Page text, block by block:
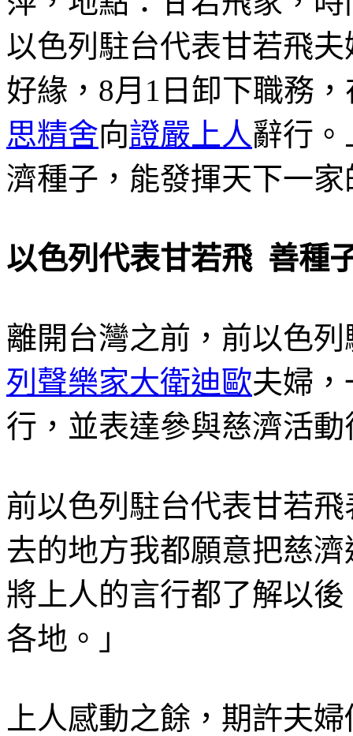
以色列駐台代表甘若飛
好緣，8月1日卸下職務
思精舍向證嚴上人辭行
濟種子，能發揮天下一
以色列代表甘若飛 善種
離開台灣之前，前以色
列聲樂家大衛迪歐夫婦
行，並表達參與慈濟活
前以色列駐台代表甘若
去的地方我都願意把慈
將上人的言行都了解以
各地。」
上人感動之餘，期許夫